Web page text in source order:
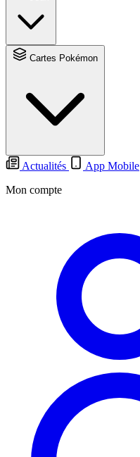
Actualités
App Mobile
Mon compte